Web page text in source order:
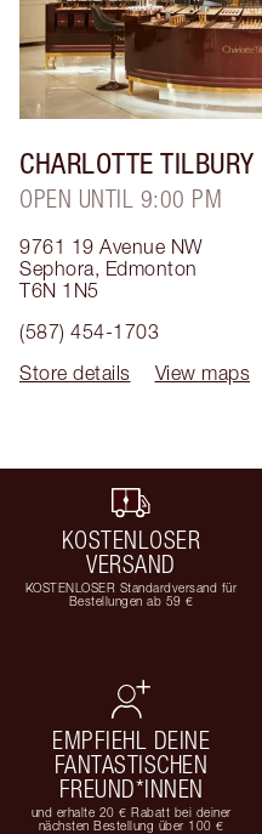
CHARLOTTE TILBURY
OPEN UNTIL 9:00 PM
9761 19 Avenue NW
Sephora, Edmonton
T6N 1N5
(587) 454-1703
Store details
View maps
KOSTENLOSER
VERSAND
KOSTENLOSER Standardversand für
Bestellungen ab 59 €
EMPFIEHL DEINE
FANTASTISCHEN
FREUND*INNEN
und erhalte 20 € Rabatt bei deiner
nächsten Bestellung über 100 €